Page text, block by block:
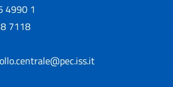
4990 1
7118